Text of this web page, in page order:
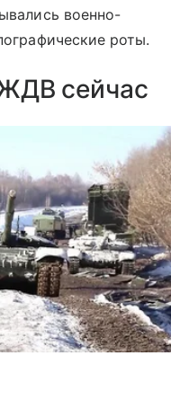
военно-
роты.
сейчас